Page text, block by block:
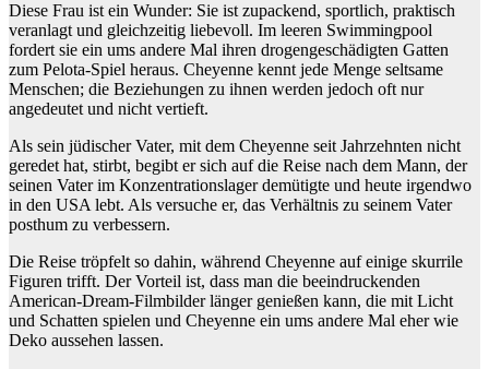
Diese Frau ist ein Wunder: Sie ist zupackend, sportlich, praktisch
veranlagt und gleichzeitig liebevoll. Im leeren Swimmingpool
fordert sie ein ums andere Mal ihren drogengeschädigten Gatten
zum Pelota-Spiel heraus. Cheyenne kennt jede Menge seltsame
Menschen; die Beziehungen zu ihnen werden jedoch oft nur
angedeutet und nicht vertieft.
Als sein jüdischer Vater, mit dem Cheyenne seit Jahrzehnten nicht
geredet hat, stirbt, begibt er sich auf die Reise nach dem Mann, der
seinen Vater im Konzentrationslager demütigte und heute irgendwo
in den USA lebt. Als versuche er, das Verhältnis zu seinem Vater
posthum zu verbessern.
Die Reise tröpfelt so dahin, während Cheyenne auf einige skurrile
Figuren trifft. Der Vorteil ist, dass man die beeindruckenden
American-Dream-Filmbilder länger genießen kann, die mit Licht
und Schatten spielen und Cheyenne ein ums andere Mal eher wie
Deko aussehen lassen.